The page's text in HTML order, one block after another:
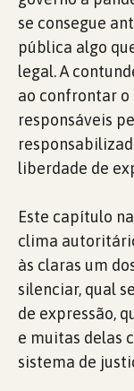
se consegue
pública algo
legal. A
ao confrontar o
responsáveis
liberdade de
Este capítulo
clima
às claras um
silenciar, qual
de expressão,
e muitas delas
sistema de